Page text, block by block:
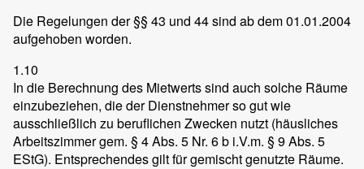
Die Regelungen der §§ 43 und 44 sind ab dem 01.01.2004
aufgehoben worden.
1.10
In die Berechnung des Mietwerts sind auch solche Räume
einzubeziehen, die der Dienstnehmer so gut wie
ausschließlich zu beruflichen Zwecken nutzt (häusliches
Arbeitszimmer gem. § 4 Abs. 5 Nr. 6 b i.V.m. § 9 Abs. 5
EStG). Entsprechendes gilt für gemischt genutzte Räume.